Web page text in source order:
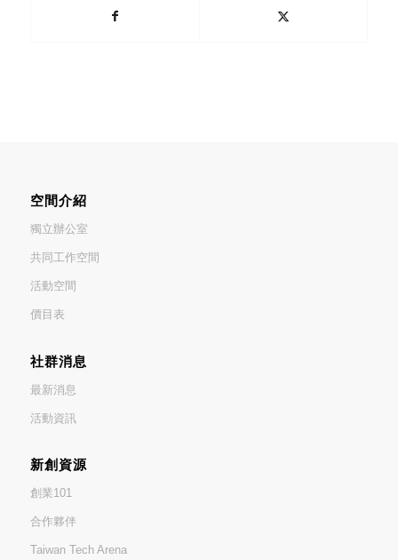
空間介紹
獨立辦公室
共同工作空間
活動空間
價目表
社群消息
最新消息
活動資訊
新創資源
創業101
合作夥伴
Taiwan Tech Arena